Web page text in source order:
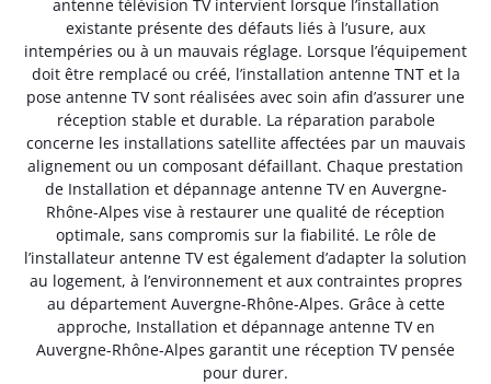
antenne télévision TV intervient lorsque l’installation
existante présente des défauts liés à l’usure, aux
intempéries ou à un mauvais réglage. Lorsque l’équipement
doit être remplacé ou créé, l’installation antenne TNT et la
pose antenne TV sont réalisées avec soin afin d’assurer une
réception stable et durable. La réparation parabole
concerne les installations satellite affectées par un mauvais
alignement ou un composant défaillant. Chaque prestation
de Installation et dépannage antenne TV en Auvergne-
Rhône-Alpes vise à restaurer une qualité de réception
optimale, sans compromis sur la fiabilité. Le rôle de
l’installateur antenne TV est également d’adapter la solution
au logement, à l’environnement et aux contraintes propres
au département Auvergne-Rhône-Alpes. Grâce à cette
approche, Installation et dépannage antenne TV en
Auvergne-Rhône-Alpes garantit une réception TV pensée
pour durer.